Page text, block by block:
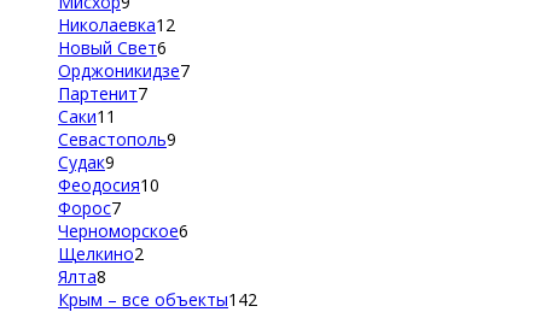
Николаевка12
Новый Свет6
Орджоникидзе7
Партенит7
Саки11
Севастополь9
Судак9
Феодосия10
Форос7
Черноморское6
Щелкино2
Ялта8
Крым – все объекты142